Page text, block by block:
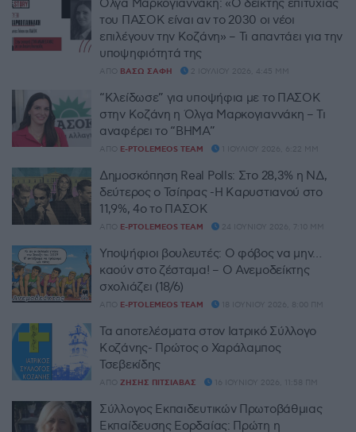
Όλγα Μαρκογιαννάκη: «Ο δείκτης επιτυχίας
του ΠΑΣΟΚ είναι αν το 2030 οι νέοι
επιλέγουν την Κοζάνη» – Τι απαντάει για την
υποψηφιότητά της
ΑΠΌ ΒΆΣΩ ΣΆΦΗ 2 ΙΟΥΛΊΟΥ 2026, 4:45 ΜΜ
“Κλείδωσε” για υποψήφια με το ΠΑΣΟΚ
στην Κοζάνη η Όλγα Μαρκογιαννάκη – Τι
αναφέρει το “ΒΗΜΑ”
ΑΠΌ E-PTOLEMEOS TEAM 1 ΙΟΥΛΊΟΥ 2026, 6:22 ΜΜ
Δημοσκόπηση Real Polls: Στο 28,3% η ΝΔ,
δεύτερος ο Τσίπρας -Η Καρυστιανού στο
11,9%, 4ο το ΠΑΣΟΚ
ΑΠΌ E-PTOLEMEOS TEAM 24 ΙΟΥΝΊΟΥ 2026, 7:10 ΜΜ
Υποψήφιοι βουλευτές: Ο φόβος να μην…
καούν στο ζέσταμα! – Ο Ανεμοδείκτης
σχολιάζει (18/6)
ΑΠΌ E-PTOLEMEOS TEAM 18 ΙΟΥΝΊΟΥ 2026, 8:00 ΠΜ
Τα αποτελέσματα στον Ιατρικό Σύλλογο
Κοζάνης- Πρώτος ο Χαράλαμπος
Τσεβεκίδης
ΑΠΌ ΖΉΣΗΣ ΠΙΤΣΙΆΒΑΣ 16 ΙΟΥΝΊΟΥ 2026, 11:58 ΠΜ
Σύλλογος Εκπαιδευτικών Πρωτοβάθμιας
Εκπαίδευσης Εορδαίας: Πρώτη η